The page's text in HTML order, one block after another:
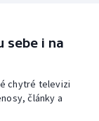
sebe i na
chytré televizi
články a